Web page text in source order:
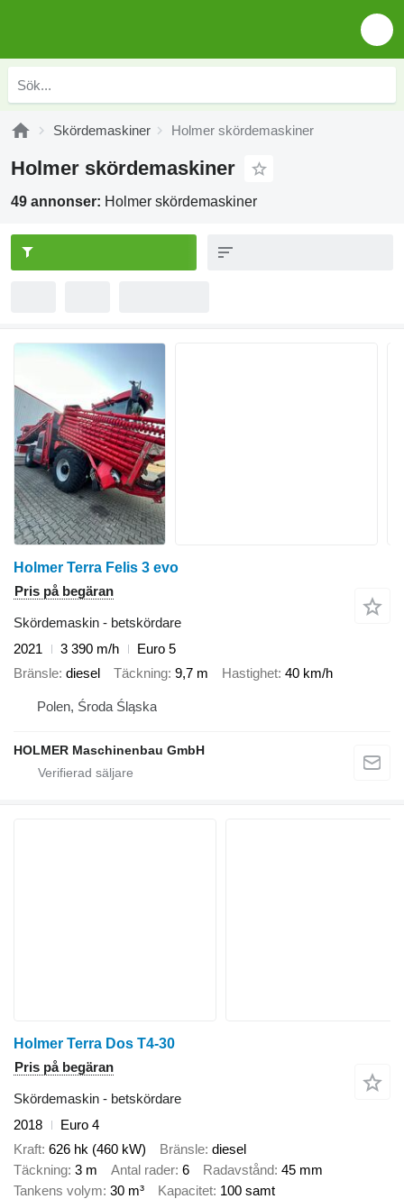
Skördemaskiner Holmer skördemaskiner
Holmer skördemaskiner
49 annonser: Holmer skördemaskiner
Holmer Terra Felis 3 evo
Pris på begäran
Skördemaskin - betskördare
2021
3 390 m/h
Euro 5
Bränsle diesel Täckning 9,7 m Hastighet 40 km/h
Polen, Środa Śląska
HOLMER Maschinenbau GmbH
Holmer Terra Dos T4-30
Pris på begäran
Skördemaskin - betskördare
2018
Euro 4
Kraft 626 hk (460 kW) Bränsle diesel
Täckning 3 m Antal rader 6 Radavstånd 45 mm
Tankens volym 30 m³ Kapacitet 100 samt